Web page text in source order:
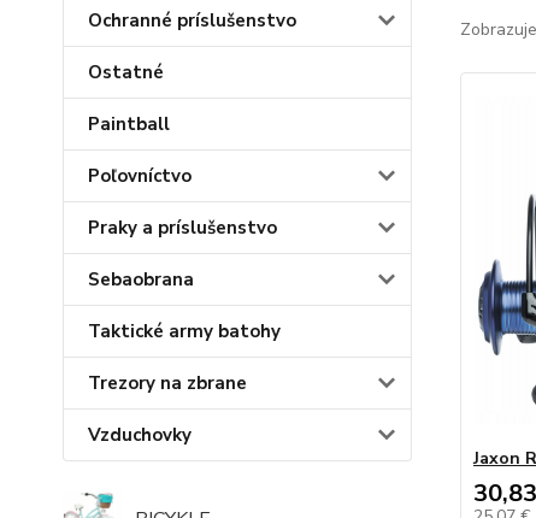
Ochranné príslušenstvo
Ostatné
Paintball
Poľovníctvo
Praky a príslušenstvo
Sebaobrana
Taktické army batohy
Trezory na zbrane
Vzduchovky
Jaxon